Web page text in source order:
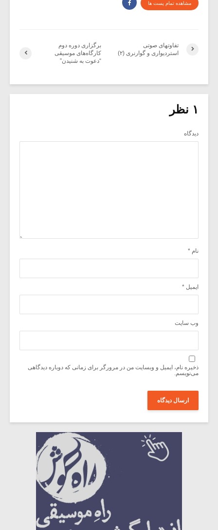
مشاهده تمام پست ها
برگزاری دوره‌ دوم
کارگاه‌های موسیقی
“دعوت به شنیدن”
تفاوتهای صوتی
استردیواری و گوارنری (۲)
۱ نظر
دیدگاه
نام *
ایمیل *
وب‌ سایت
ذخیره نام، ایمیل و وبسایت من در مرورگر برای زمانی که دوباره دیدگاهی
می‌نویسم.